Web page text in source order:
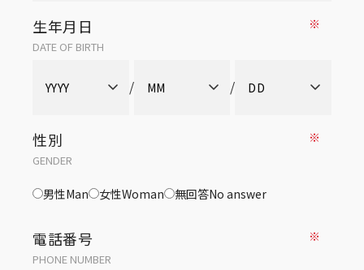
生年月日
DATE OF BIRTH
※
/ /
性別
GENDER
※
男性Man 女性Woman 無回答No answer
電話番号
PHONE NUMBER
※